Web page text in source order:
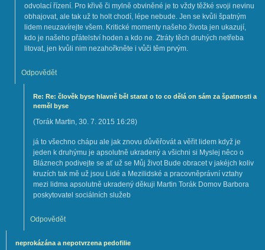
odvolací řízení. Pro křivě či mylně obviněné je to vždy těžké svoji nevinu
obhajovat, ale tak už to holt chodí, lépe nebude. Jen se kvůli špatným
lidem neuzavírejte všem. Kritické momenty našeho života jen ukazují,
kdo je našeho přátelství hoden a kdo ne. Ztráty těch druhých netřeba
litovat, jen kvůli nim nezahořkněte i vůči těm prvým.
Odpovědět
Re: Re: člověk byse hlavně běl starat o to co dělá on sám za špatnosti a
neměl byse
(Torák Martin, 30. 7. 2015 16:28)
já to všechno chápu ale jak znovu důvěřovát a věřit lidem když je
jeden k druhýmu je apsolutně ukradený a všichni si Myslej něco o
Bláznech podivejte se ať už se Můj život Bude obracet v jakéjch koliv
kruzích tak mě už jsou Lidé a Mezilidské a pracovněprávní vztahy
mezi lidma apsolutně ukradený děkuji Martin Torák Domov Barbora
poskytovatel sociálních služeb
Odpovědět
neprokázána a nepotvrzena pedofilie